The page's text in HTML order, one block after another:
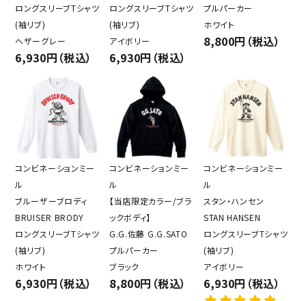
ロングスリーブTシャツ
(袖リブ)
ヘザーグレー
6,930円（税込）
ロングスリーブTシャツ
(袖リブ)
アイボリー
6,930円（税込）
プルパーカー
ホワイト
8,800円（税込）
コンビネーションミー
ル
ブルーザーブロディ
BRUISER BRODY
ロングスリーブTシャツ
(袖リブ)
ホワイト
6,930円（税込）
コンビネーションミー
ル
【当店限定カラー/ブラ
ックボディ】
G.G.佐藤 G.G.SATO
プルパーカー
ブラック
8,800円（税込）
コンビネーションミー
ル
スタン・ハンセン
STAN HANSEN
ロングスリーブTシャツ
(袖リブ)
アイボリー
6,930円（税込）